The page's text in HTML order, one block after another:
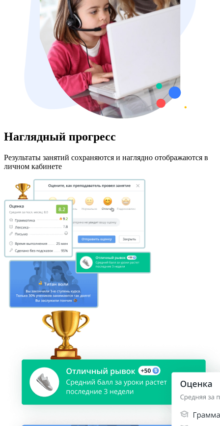
Наглядный прогресс
Результаты занятий сохраняются и наглядно отображаются в
личном кабинете